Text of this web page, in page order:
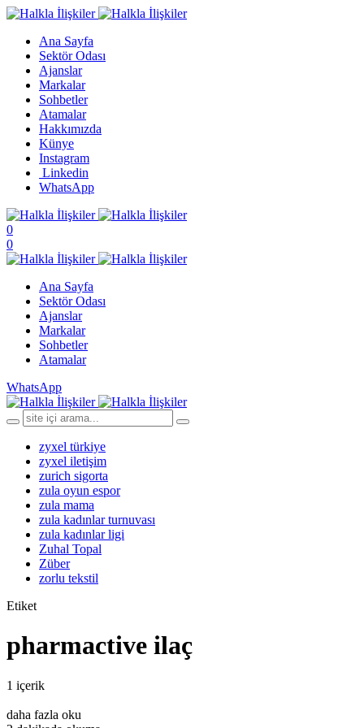
Ana Sayfa
Sektör Odası
Ajanslar
Markalar
Sohbetler
Atamalar
Hakkımızda
Künye
Instagram
Linkedin
WhatsApp
0
0
Ana Sayfa
Sektör Odası
Ajanslar
Markalar
Sohbetler
Atamalar
WhatsApp
zyxel türkiye
zyxel iletişim
zurich sigorta
zula oyun espor
zula mama
zula kadınlar turnuvası
zula kadınlar ligi
Zuhal Topal
Züber
zorlu tekstil
Etiket
pharmactive ilaç
1 içerik
daha fazla oku